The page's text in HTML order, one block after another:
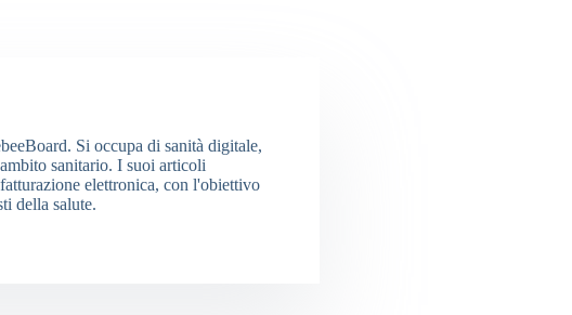
Si occupa di sanità digitale,
sanitario. I suoi articoli
elettronica, con l'obiettivo
della salute.